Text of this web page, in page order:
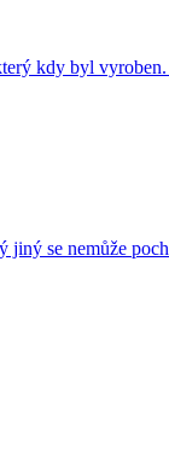
kdy byl
jiný se nemůže